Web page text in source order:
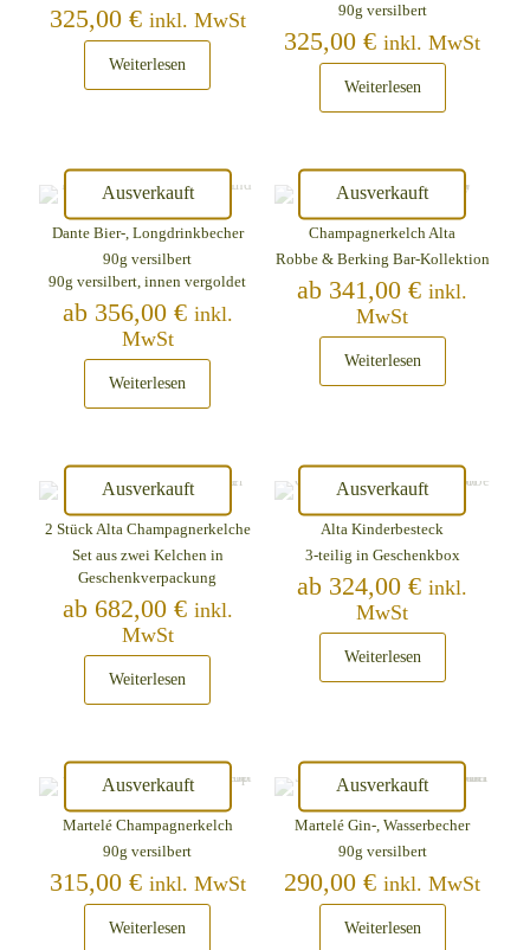
325,00 € inkl. MwSt
Weiterlesen
90g versilbert
325,00€ inkl. MwSt
Weiterlesen
Ausverkauft
Dante Bier-, Longdrinkbecher
90g versilbert
90g versilbert, innen vergoldet
ab 356,00 € inkl.
MwSt
Weiterlesen
Ausverkauft
Champagnerkelch Alta
Robbe & Berking Bar-Kollektion
ab 341,00€ inkl.
MwSt
Weiterlesen
Ausverkauft
2 Stück Alta Champagnerkelche
Set aus zwei Kelchen in
Geschenkverpackung
ab 682,00 € inkl.
MwSt
Weiterlesen
Ausverkauft
Alta Kinderbesteck
3-teilig in Geschenkbox
ab 324,00€ inkl.
MwSt
Weiterlesen
Ausverkauft
Martelé Champagnerkelch
90g versilbert
315,00 € inkl. MwSt
Weiterlesen
Ausverkauft
Martelé Gin-, Wasserbecher
90g versilbert
290,00€ inkl. MwSt
Weiterlesen